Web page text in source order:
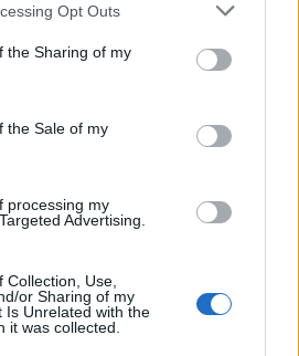
Opt Outs
the Sharing of my
the Sale of my
processing my
Advertising.
Use,
or Sharing of my
Is Unrelated with the
it was collected.
Αρκουμανέας: Πιθανό να
δούμε σήμερα 2.000